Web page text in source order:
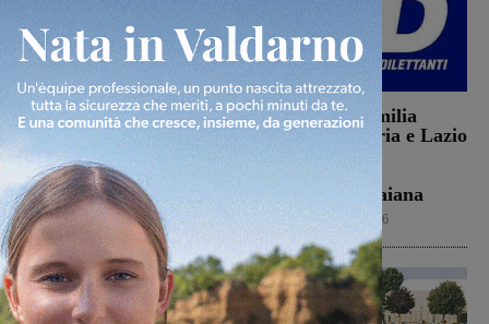
Il Comitato “Le vittime
di Podere Rota” presenta
un esposto sulle molestie
olfattive derivanti dal
sito
Cronaca 6 Agosto 2026
Da Toscana, Emilia
Romgna, Umbria e Lazio
le avversarie di
Montevarchi e
Terranuova Traiana
Calcio 6 Agosto 2026